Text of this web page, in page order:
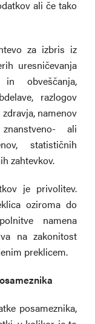
ali če tako
za izbris iz
uresničevanja
obveščanja,
razlogov
namenov
ali
statističnih
zahtevkov.
je privolitev.
oziroma do
namena
na zakonitost
preklicem.
posameznika,